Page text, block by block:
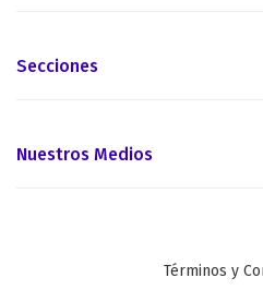
Secciones
Nuestros Medios
Términos y